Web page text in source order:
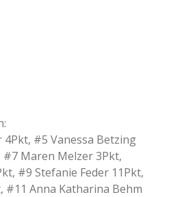
#5 Vanessa Betzing
Maren Melzer 3Pkt,
#9 Stefanie Feder 11Pkt,
#11 Anna Katharina Behm